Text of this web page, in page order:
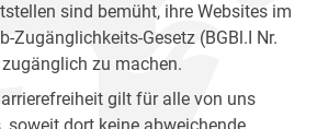
sind bemüht, ihre Websites im
Zugänglichkeits-Gesetz (BGBl.I Nr.
zu machen.
gilt für alle von uns